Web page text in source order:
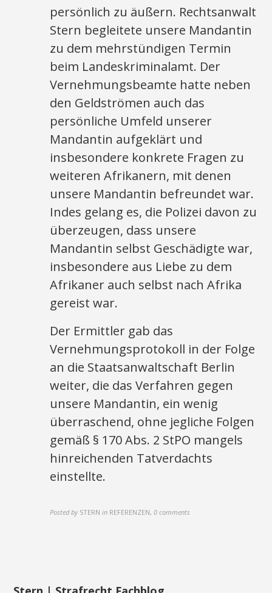
persönlich zu äußern. Rechtsanwalt
Stern begleitete unsere Mandantin
zu dem mehrstündigen Termin
beim Landeskriminalamt. Der
Vernehmungsbeamte hatte neben
den Geldströmen auch das
persönliche Umfeld unserer
Mandantin aufgeklärt und
insbesondere konkrete Fragen zu
weiteren Afrikanern, mit denen
unsere Mandantin befreundet war.
Indes gelang es, die Polizei davon zu
überzeugen, dass unsere
Mandantin selbst Geschädigte war,
insbesondere aus Liebe zu dem
Afrikaner auch selbst nach Afrika
gereist war.
Der Ermittler gab das
Vernehmungsprotokoll in der Folge
an die Staatsanwaltschaft Berlin
weiter, die das Verfahren gegen
unsere Mandantin, ein wenig
überraschend, ohne jegliche Folgen
gemäß § 170 Abs. 2 StPO mangels
hinreichenden Tatverdachts
einstellte.
Posted by STERN in REFERENZEN,0 comments